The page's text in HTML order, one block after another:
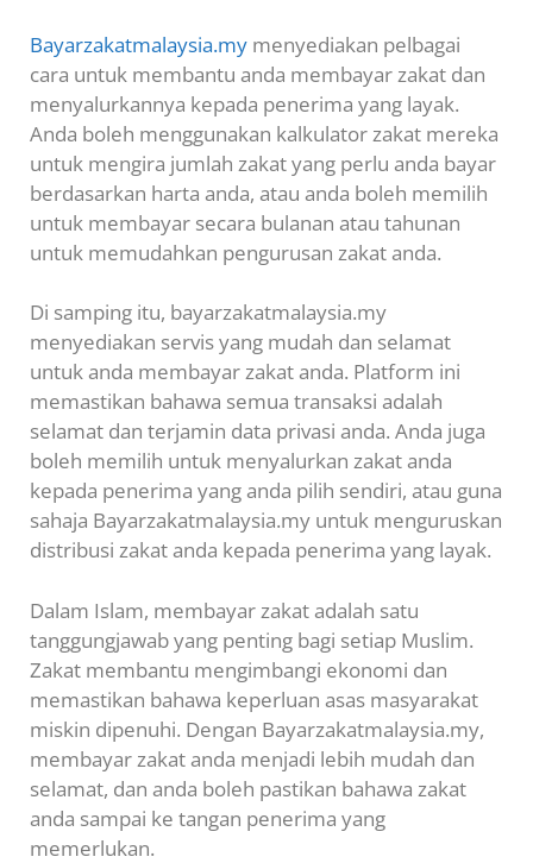
Bayarzakatmalaysia.my menyediakan pelbagai
cara untuk membantu anda membayar zakat dan
menyalurkannya kepada penerima yang layak.
Anda boleh menggunakan kalkulator zakat mereka
untuk mengira jumlah zakat yang perlu anda bayar
berdasarkan harta anda, atau anda boleh memilih
untuk membayar secara bulanan atau tahunan
untuk memudahkan pengurusan zakat anda.
Di samping itu, bayarzakatmalaysia.my
menyediakan servis yang mudah dan selamat
untuk anda membayar zakat anda. Platform ini
memastikan bahawa semua transaksi adalah
selamat dan terjamin data privasi anda. Anda juga
boleh memilih untuk menyalurkan zakat anda
kepada penerima yang anda pilih sendiri, atau guna
sahaja Bayarzakatmalaysia.my untuk menguruskan
distribusi zakat anda kepada penerima yang layak.
Dalam Islam, membayar zakat adalah satu
tanggungjawab yang penting bagi setiap Muslim.
Zakat membantu mengimbangi ekonomi dan
memastikan bahawa keperluan asas masyarakat
miskin dipenuhi. Dengan Bayarzakatmalaysia.my,
membayar zakat anda menjadi lebih mudah dan
selamat, dan anda boleh pastikan bahawa zakat
anda sampai ke tangan penerima yang
memerlukan.